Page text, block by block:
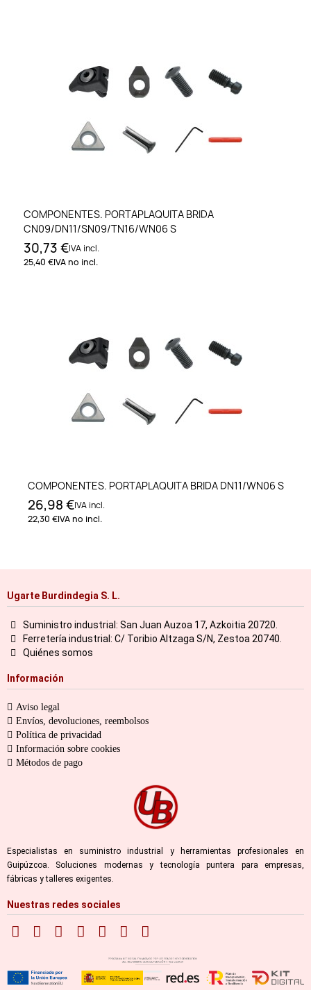
COMPONENTES. PORTAPLAQUITA BRIDA
CN09/DN11/SN09/TN16/WN06 S
30,73 €IVA incl.
25,40 €IVA no incl.
COMPONENTES. PORTAPLAQUITA BRIDA DN11/WN06 S
26,98 €IVA incl.
22,30 €IVA no incl.
Ugarte Burdindegia S. L.
Suministro industrial: San Juan Auzoa 17, Azkoitia 20720.
Ferretería industrial: C/ Toribio Altzaga S/N, Zestoa 20740.
Quiénes somos
Información
Aviso legal
Envíos, devoluciones, reembolsos
Política de privacidad
Información sobre cookies
Métodos de pago
Especialistas en suministro industrial y herramientas profesionales en
Guipúzcoa. Soluciones modernas y tecnología puntera para empresas,
fábricas y talleres exigentes.
Nuestras redes sociales